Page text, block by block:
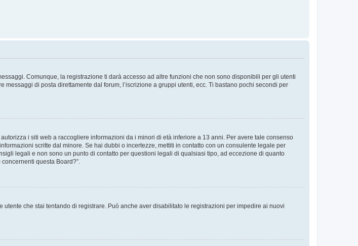
Comunque, la registrazione ti darà accesso ad altre funzioni che non sono disponibili per gli utenti
di posta direttamente dal forum, l’iscrizione a gruppi utenti, ecc. Ti bastano pochi secondi per
i siti web a raccogliere informazioni da i minori di età inferiore a 13 anni. Per avere tale consenso
scritte dal minore. Se hai dubbi o incertezze, mettiti in contatto con un consulente legale per
legali e non sono un punto di contatto per questioni legali di qualsiasi tipo, ad eccezione di quanto
questa Board?”.
che stai tentando di registrare. Può anche aver disabilitato le registrazioni per impedire ai nuovi